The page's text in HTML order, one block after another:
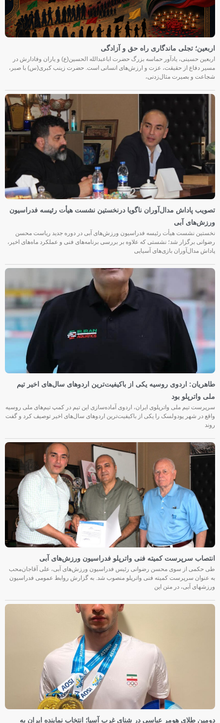
اربعین؛ تجلی ماندگاری راه حق و آزادگی
اربعین حسینی، یادآور حماسه بزرگ حضرت اباعبدالله الحسین(ع) و یاران وفادارش در
مسیر دفاع از حقیقت، عزت و ارزش‌های انسانی است. حضرت زینب کبری(س) با صبر،
شجاعت و بصیرت مثال‌زدنی،
تصویب پاداش مدال‌آوران ناگویا درنخستین نشست هیأت رئیسه فدراسیون
ورزش‌های آبی
نخستین نشست هیأت رئیسه فدراسیون ورزش‌های آبی در دوره جدید ریاست محسن
رضوانی برگزار شد؛ نشستی که علاوه بر بررسی برنامه‌های فنی و عملکرد ماه‌های اخیر،
پاداش مدال‌آوران بازی‌های آسیایی
طاهریان: اردوی روسیه یکی از باکیفیت‌ترین اردوهای سال‌های اخیر تیم
ملی واترپلو بود
سرپرست تیم ملی واترپلوی ایران، اردوی آماده‌سازی این تیم در کمپ تیم‌های ملی روسیه
واقع در شهر پودولسک را یکی از باکیفیت‌ترین اردوهای سال‌های اخیر توصیف کرد و گفت
روند
انتصاب سرپرست کمیته فنی واترپلو فدراسیون ورزش‌های آبی
طی حکمی از سوی محسن رضوانی رئیس فدراسیون ورزش‌های آبی، علی آقاجان‌محب
به عنوان سرپرست کمیته فنی واترپلو منصوب شد. به گزارش روابط عمومی فدراسیون
ورزشهای آبی، در متن این
دومین طلای هومر عباسی در شنای غرب آسیا؛ انتخاب نماینده ایران به